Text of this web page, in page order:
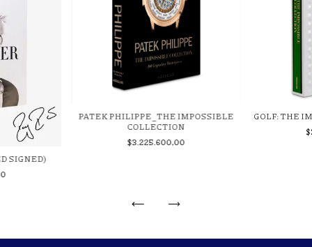
SIGNED)
PATEK PHILIPPE_THE IMPOSSIBLE
COLLECTION
$3.225.600,00
GOLF: THE